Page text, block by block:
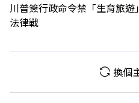
川普簽行政命令禁「生育旅遊
法律戰
換個